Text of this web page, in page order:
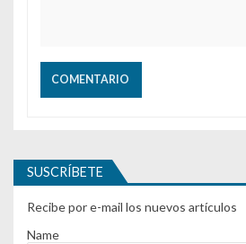
SUSCRÍBETE
Recibe por e-mail los nuevos artículos
Name